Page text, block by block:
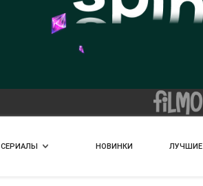
СЕРИАЛЫ НОВИНКИ ЛУЧШИЕ